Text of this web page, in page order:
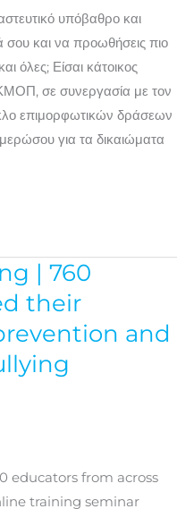
υπόβαθρο και
σου και να προωθήσεις πιο
όλες; Είσαι κάτοικος
σε συνεργασία με τον
επιμορφωτικών δράσεων
για τα δικαιώματα
| 760
their
and
educators from across
training seminar